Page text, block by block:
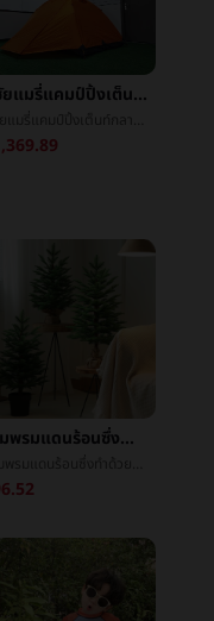
มีชัยแมรี่แคมป์ปิ้งเต็นท์กลางแจ้งเกินกว่าแสงเสาด้วยมือแบบพกพาดับเบิลต่อต้านฝนตกหนักแคมป์ปิ้งโดยการเดินเท้านักไต่เขาเต็นท์
ข้ามพรมแดนร้อนซึ่งทำด้วยคนต้นคริสต์มาสสก์ท็อปต้นไม้peคริสต์มาสเครื่องประดับคริสต์มาสต้นไม้เครื่องประดับขนาดเล็กศักดิ์สิทธิ์èªต้นไม้